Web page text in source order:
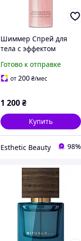
Шиммер Спрей для
тела с эффектом
Sakura Rituals, 150 мл
Готово к отправке
от200₴/мес
1 200₴
Купить
Esthetic Beauty 98%